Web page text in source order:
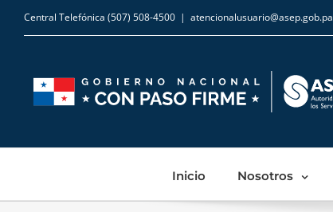
Central Telefónica (507) 508-4500 | atencionalusuario@asep.gob.pa
Inicio Nosotros